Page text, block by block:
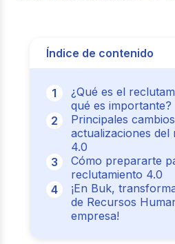
Índice de contenido
¿Qué es el
qué es importante?
Principales
actualizaciones del
4.0
Cómo prepararte
reclutamiento 4.0
¡En Buk,
de Recursos
empresa!